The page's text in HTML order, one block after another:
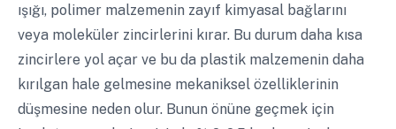
ışığı, polimer malzemenin zayıf kimyasal bağlarını
veya moleküler zincirlerini kırar. Bu durum daha kısa
zincirlere yol açar ve bu da plastik malzemenin daha
kırılgan hale gelmesine mekaniksel özelliklerinin
düşmesine neden olur. Bunun önüne geçmek için